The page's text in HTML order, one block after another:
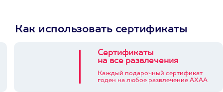
Как использовать сертификаты
Сертификаты
на все развлечения
Каждый подарочный сертификат
годен на любое развлечение АХАА